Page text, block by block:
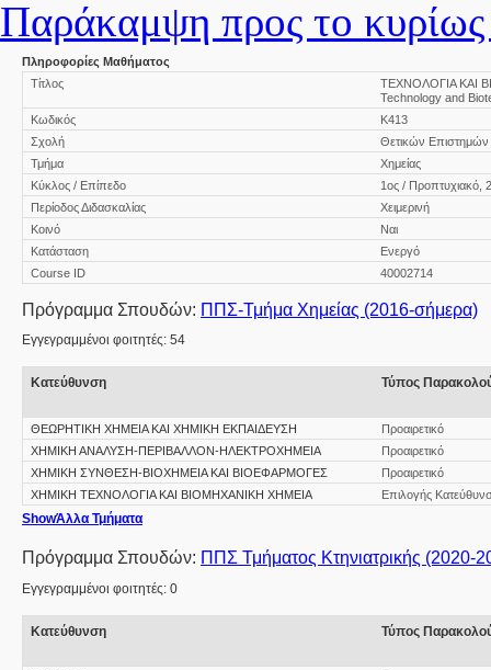
Παράκαμψη προς το κυρίως
Πληροφορίες Μαθήματος
Τίτλος
ΤΕΧΝΟΛΟΓΙΑ ΚΑΙ
Technology and
Κωδικός
Κ413
Σχολή
Θετικών Επιστημών
Τμήμα
Χημείας
Κύκλος / Επίπεδο
1ος / Προπτυχιακό,
Περίοδος Διδασκαλίας
Χειμερινή
Κοινό
Ναι
Κατάσταση
Ενεργό
Course ID
40002714
Πρόγραμμα Σπουδών: ΠΠΣ-Τμήμα Χημείας (2016-σήμερα)
Εγγεγραμμένοι φοιτητές: 54
Κατεύθυνση Τύπος
ΘΕΩΡΗΤΙΚΗ ΧΗΜΕΙΑ ΚΑΙ ΧΗΜΙΚΗ ΕΚΠΑΙΔΕΥΣΗ
Προαιρετικό
ΧΗΜΙΚΗ ΑΝΑΛΥΣΗ-ΠΕΡΙΒΑΛΛΟΝ-ΗΛΕΚΤΡΟΧΗΜΕΙΑ
Προαιρετικό
ΧΗΜΙΚΗ ΣΥΝΘΕΣΗ-ΒΙΟΧΗΜΕΙΑ ΚΑΙ ΒΙΟΕΦΑΡΜΟΓΕΣ
Προαιρετικό
ΧΗΜΙΚΗ ΤΕΧΝΟΛΟΓΙΑ ΚΑΙ ΒΙΟΜΗΧΑΝΙΚΗ ΧΗΜΕΙΑ
Επιλογής
ShowΆλλα Τμήματα
Πρόγραμμα Σπουδών: ΠΠΣ Τμήματος Κτηνιατρικής (2020-
Εγγεγραμμένοι φοιτητές: 0
Κατεύθυνση Τύπος